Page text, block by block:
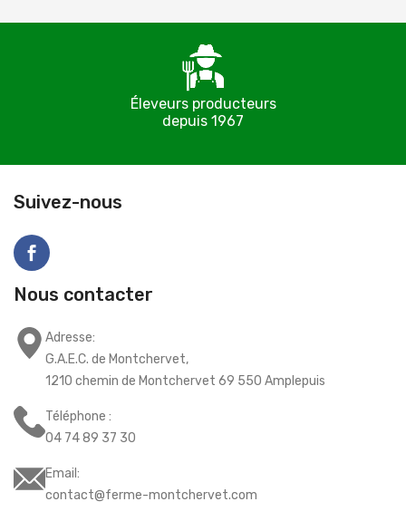
Éleveurs producteurs
depuis 1967
Suivez-nous
Nous contacter
Adresse:
G.A.E.C. de Montchervet,
1210 chemin de Montchervet 69 550 Amplepuis
Téléphone :
04 74 89 37 30
Email:
contact@ferme-montchervet.com